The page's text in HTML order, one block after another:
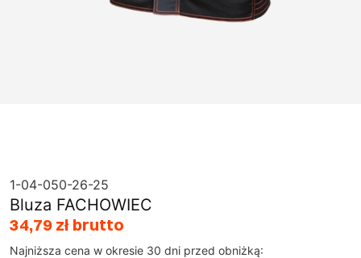
1-04-050-26-25
Bluza FACHOWIEC
34,79 zł brutto
Najniższa cena w okresie 30 dni przed obniżką: